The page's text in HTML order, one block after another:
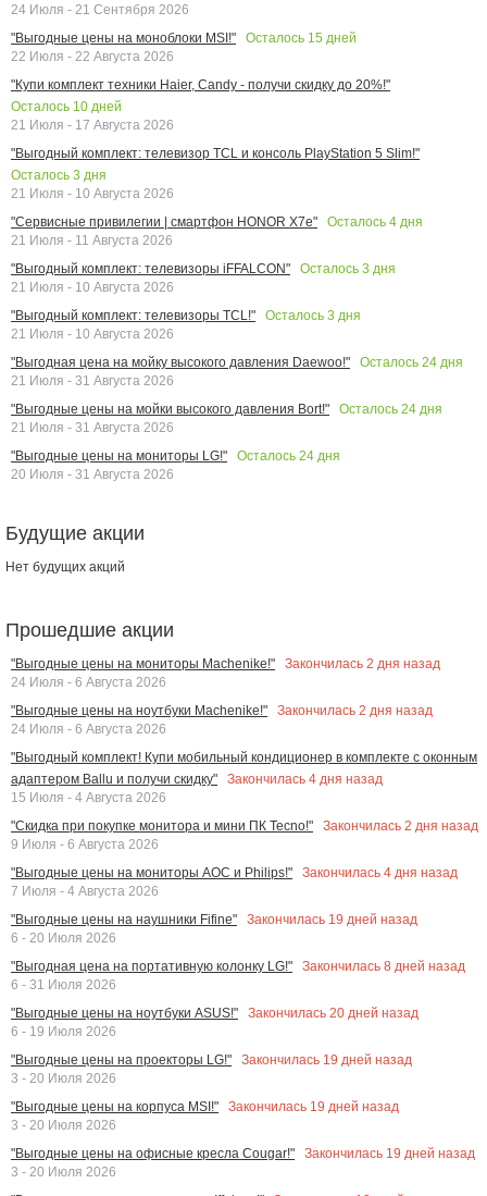
24 Июля - 21 Сентября 2026
"Выгодные цены на моноблоки MSI!"
Осталось 15 дней
22 Июля - 22 Августа 2026
"Купи комплект техники Haier, Candy - получи скидку до 20%!"
Осталось 10 дней
21 Июля - 17 Августа 2026
"Выгодный комплект: телевизор TCL и консоль PlayStation 5 Slim!"
Осталось 3 дня
21 Июля - 10 Августа 2026
"Сервисные привилегии | смартфон HONOR X7e"
Осталось 4 дня
21 Июля - 11 Августа 2026
"Выгодный комплект: телевизоры iFFALCON"
Осталось 3 дня
21 Июля - 10 Августа 2026
"Выгодный комплект: телевизоры TCL!"
Осталось 3 дня
21 Июля - 10 Августа 2026
"Выгодная цена на мойку высокого давления Daewoo!"
Осталось 24 дня
21 Июля - 31 Августа 2026
"Выгодные цены на мойки высокого давления Bort!"
Осталось 24 дня
21 Июля - 31 Августа 2026
"Выгодные цены на мониторы LG!"
Осталось 24 дня
20 Июля - 31 Августа 2026
Будущие акции
Нет будущих акций
Прошедшие акции
"Выгодные цены на мониторы Machenike!" Закончилась 2 дня назад
24 Июля - 6 Августа 2026
"Выгодные цены на ноутбуки Machenike!"
Закончилась 2 дня назад
24 Июля - 6 Августа 2026
"Выгодный комплект! Купи мобильный кондиционер в комплекте с оконным
адаптером Ballu и получи скидку"
Закончилась 4 дня назад
15 Июля - 4 Августа 2026
"Скидка при покупке монитора и мини ПК Tecno!"
Закончилась 2 дня назад
9 Июля - 6 Августа 2026
"Выгодные цены на мониторы AOC и Philips!"
Закончилась 4 дня назад
7 Июля - 4 Августа 2026
"Выгодные цены на наушники Fifine"
Закончилась 19 дней назад
6 - 20 Июля 2026
"Выгодная цена на портативную колонку LG!"
Закончилась 8 дней назад
6 - 31 Июля 2026
"Выгодные цены на ноутбуки ASUS!"
Закончилась 20 дней назад
6 - 19 Июля 2026
"Выгодные цены на проекторы LG!"
Закончилась 19 дней назад
3 - 20 Июля 2026
"Выгодные цены на корпуса MSI!"
Закончилась 19 дней назад
3 - 20 Июля 2026
"Выгодные цены на офисные кресла Cougar!"
Закончилась 19 дней назад
3 - 20 Июля 2026